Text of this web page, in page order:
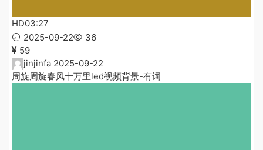
HD03:27
2025-09-22
36
59
jinjinfa 2025-09-22
周旋周旋春风十万里led视频背景-有词